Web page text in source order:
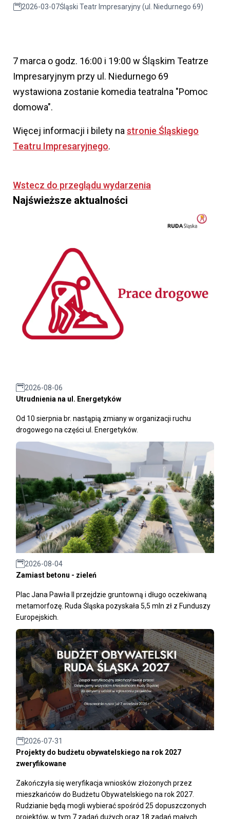
2026-03-07Śląski Teatr Impresaryjny (ul. Niedurnego 69)
7 marca o godz. 16:00 i 19:00 w Śląskim Teatrze
Impresaryjnym przy ul. Niedurnego 69
wystawiona zostanie komedia teatralna "Pomoc
domowa".
Więcej informacji i bilety na stronie Śląskiego
Teatru Impresaryjnego.
Wstecz do przeglądu wydarzenia
Najświeższe aktualności
2026-08-06
Utrudnienia na ul. Energetyków
Od 10 sierpnia br. nastąpią zmiany w organizacji ruchu
drogowego na części ul. Energetyków.
2026-08-04
Zamiast betonu - zieleń
Plac Jana Pawła II przejdzie gruntowną i długo oczekiwaną
metamorfozę. Ruda Śląska pozyskała 5,5 mln zł z Funduszy
Europejskich.
2026-07-31
Projekty do budżetu obywatelskiego na rok 2027
zweryfikowane
Zakończyła się weryfikacja wniosków złożonych przez
mieszkańców do Budżetu Obywatelskiego na rok 2027.
Rudzianie będą mogli wybierać spośród 25 dopuszczonych
projektów, w tym 7 zadań dużych oraz 18 zadań małych.